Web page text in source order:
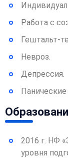
Работа с
Гештальт-
Невроз.
Депрессия.
Панические
2016 г. НФ
уровня